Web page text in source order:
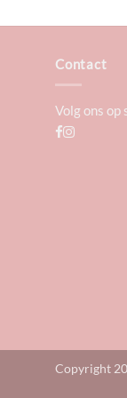
Contact
Volg ons op
Copyright